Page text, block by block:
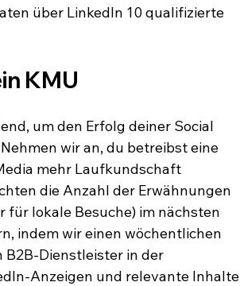
über LinkedIn 10 qualifizierte
KMU
um den Erfolg deiner Social
wir an, du betreibst eine
mehr Laufkundschaft
die Anzahl der Erwähnungen
für lokale Besuche) im nächsten
indem wir einen wöchentlichen
B2B-Dienstleister in der
Anzeigen und relevante Inhalte